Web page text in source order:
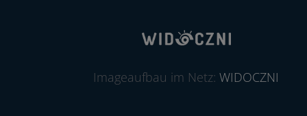
Imageaufbau im Netz: WIDOCZNI